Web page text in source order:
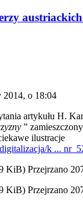
2014, o 18:04
artykułu H.
”
ilustracje
k ...
KiB) Przejrzano
KiB) Przejrzano